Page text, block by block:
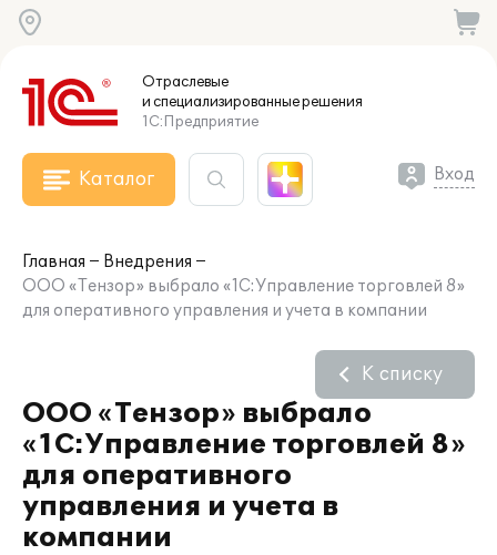
Отраслевые
и специализированныерешения
1С:Предприятие
Каталог Вход
Главная
Внедрения
ООО «Тензор» выбрало «1С:Управление торговлей 8»
для оперативного управления и учета в компании
ООО «Тензор» выбрало
«1С:Управление торговлей 8»
для оперативного
управления и учета в
компании
К списку